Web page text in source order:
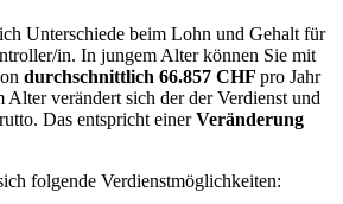
Unterschiede beim Lohn und Gehalt für
in. In jungem Alter können Sie mit
durchschnittlich 66.857 CHF pro Jahr
Alter verändert sich der der Verdienst und
Das entspricht einerVeränderung
folgende Verdienstmöglichkeiten: